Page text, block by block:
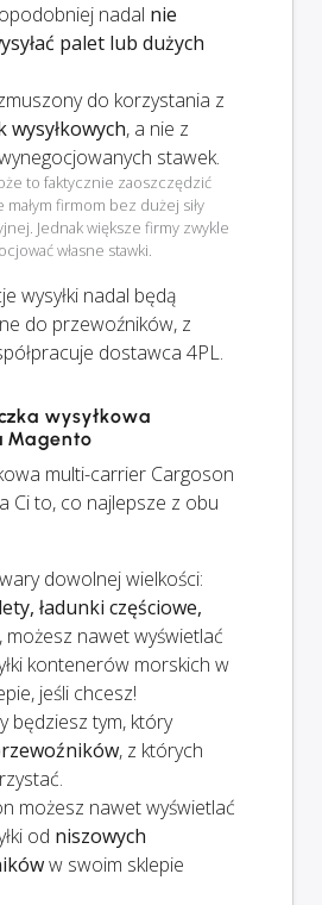
nadal nie
palet lub dużych
do korzystania z
wysyłkowych, a nie z
stawek.
to faktycznie zaoszczędzić
firmom bez dużej siły
Jednak większe firmy zwykle
własne stawki.
wysyłki nadal będą
do przewoźników, z
dostawca 4PL.
wysyłkowa
Magento
multi-carrier Cargoson
Ci to, co najlepsze z obu
dowolnej wielkości:
ładunki częściowe,
możesz nawet wyświetlać
kontenerów morskich w
jeśli chcesz!
będziesz tym, który
, z których
możesz nawet wyświetlać
od niszowych
w swoim sklepie